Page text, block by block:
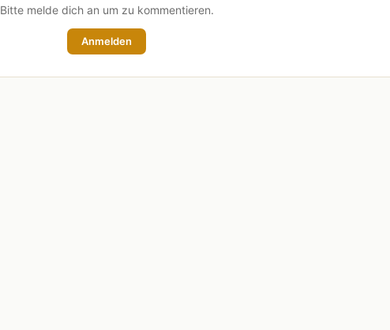
Bitte melde dich an um zu kommentieren.
Anmelden